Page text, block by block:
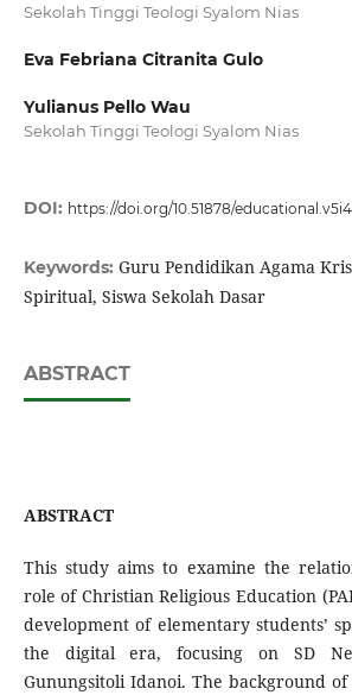
Sekolah Tinggi Teologi Syalom Nias
Eva Febriana Citranita Gulo
Yulianus Pello Wau
Sekolah Tinggi Teologi Syalom Nias
DOI: https://doi.org/10.51878/
Keywords: Guru Pendidikan Agama
Spiritual, Siswa Sekolah Dasar
ABSTRACT
ABSTRACT
This study aims to examine the
role of Christian Religious Education
development of elementary students’
the digital era, focusing on SD
Gunungsitoli Idanoi. The background